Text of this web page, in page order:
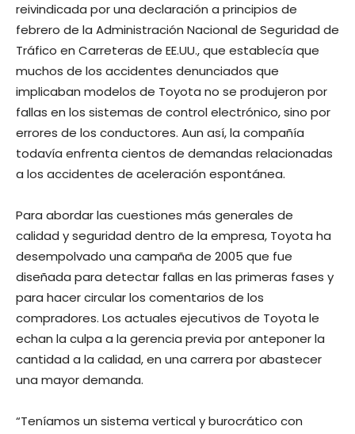
reivindicada por una declaración a principios de
febrero de la Administración Nacional de Seguridad de
Tráfico en Carreteras de EE.UU., que establecía que
muchos de los accidentes denunciados que
implicaban modelos de Toyota no se produjeron por
fallas en los sistemas de control electrónico, sino por
errores de los conductores. Aun así, la compañía
todavía enfrenta cientos de demandas relacionadas
a los accidentes de aceleración espontánea.
Para abordar las cuestiones más generales de
calidad y seguridad dentro de la empresa, Toyota ha
desempolvado una campaña de 2005 que fue
diseñada para detectar fallas en las primeras fases y
para hacer circular los comentarios de los
compradores. Los actuales ejecutivos de Toyota le
echan la culpa a la gerencia previa por anteponer la
cantidad a la calidad, en una carrera por abastecer
una mayor demanda.
“Teníamos un sistema vertical y burocrático con